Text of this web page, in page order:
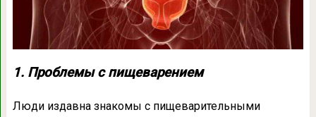
1. Проблемы с пищеварением
Люди издавна знакомы с пищеварительными